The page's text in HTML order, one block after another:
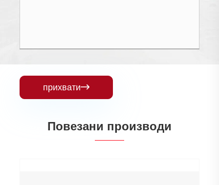
прихвати
Повезани производи